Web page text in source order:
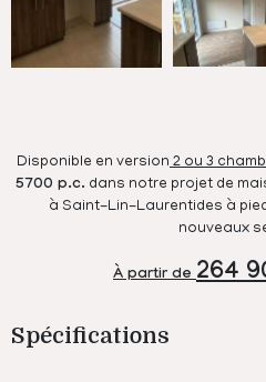
Disponible en version 2 ou 3
5700 p.c. dans notre projet de
à Saint-Lin-Laurentides à
nouveaux
À partir de264
Spécifications